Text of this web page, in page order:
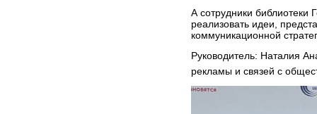
А сотрудники библиотеки
реализовать идеи,
коммуникационной
Руководитель: Наталия
рекламы и связей с